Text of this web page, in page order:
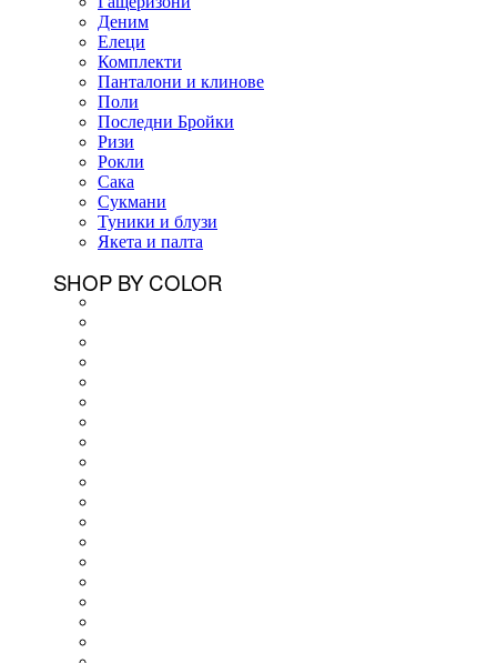
Деним
Елеци
Комплекти
Панталони и клинове
Поли
Последни Бройки
Ризи
Рокли
Сака
Сукмани
Туники и блузи
Якета и палта
SHOP BY COLOR